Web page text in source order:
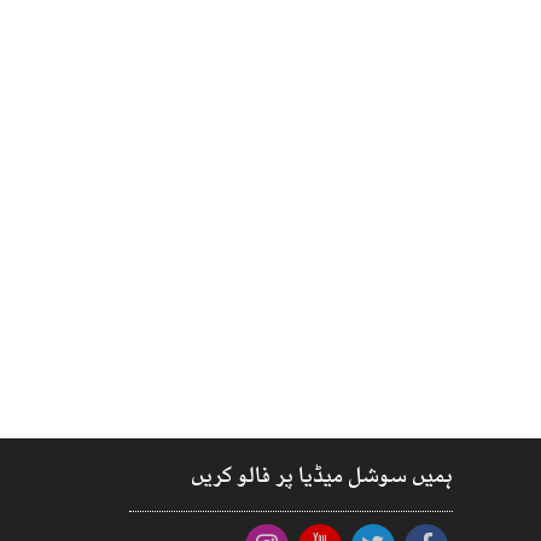
ہمیں سوشل میڈیا پر فالو کریں